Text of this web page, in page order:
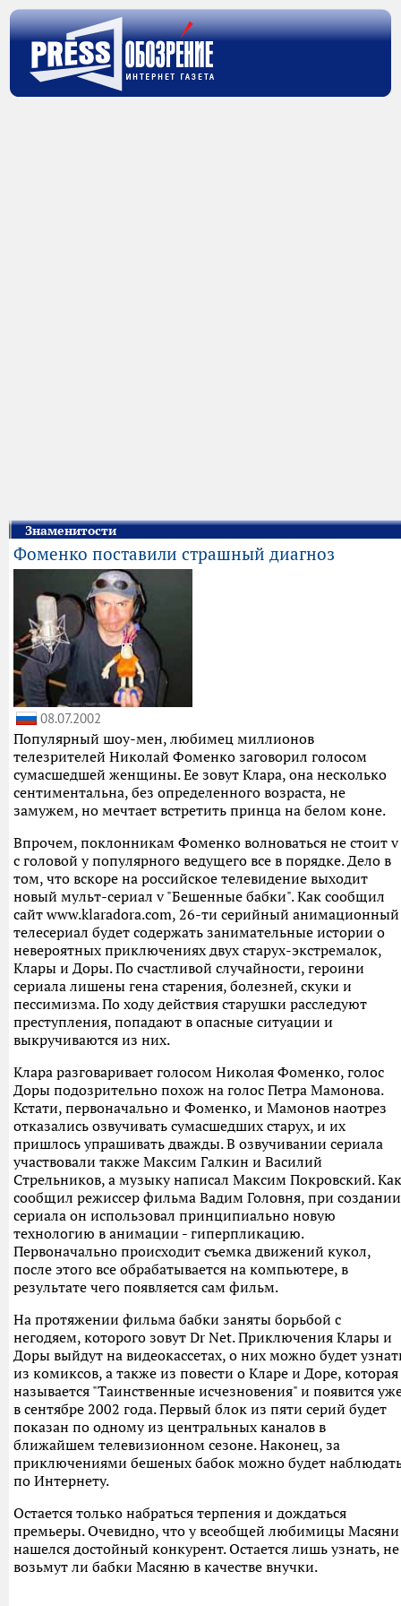
Знаменитости
Фоменко поставили страшный диагноз
08.07.2002
Популярный шоу-мен, любимец миллионов
телезрителей Николай Фоменко заговорил голосом
сумасшедшей женщины. Ее зовут Клара, она несколько
сентиментальна, без определенного возраста, не
замужем, но мечтает встретить принца на белом коне.
Впрочем, поклонникам Фоменко волноваться не стоит v
с головой у популярного ведущего все в порядке. Дело в
том, что вскоре на российское телевидение выходит
новый мульт-сериал v "Бешенные бабки". Как сообщил
сайт www.klaradora.com, 26-ти серийный анимационный
телесериал будет содержать занимательные истории о
невероятных приключениях двух старух-экстремалок,
Клары и Доры. По счастливой случайности, героини
сериала лишены гена старения, болезней, скуки и
пессимизма. По ходу действия старушки расследуют
преступления, попадают в опасные ситуации и
выкручиваются из них.
Клара разговаривает голосом Николая Фоменко, голос
Доры подозрительно похож на голос Петра Мамонова.
Кстати, первоначально и Фоменко, и Мамонов наотрез
отказались озвучивать сумасшедших старух, и их
пришлось упрашивать дважды. В озвучивании сериала
участвовали также Максим Галкин и Василий
Стрельников, а музыку написал Максим Покровский. Как
сообщил режиссер фильма Вадим Головня, при создании
сериала он использовал принципиально новую
технологию в анимации - гиперпликацию.
Первоначально происходит съемка движений кукол,
после этого все обрабатывается на компьютере, в
результате чего появляется сам фильм.
На протяжении фильма бабки заняты борьбой с
негодяем, которого зовут Dr Net. Приключения Клары и
Доры выйдут на видеокассетах, о них можно будет
из комиксов, а также из повести о Кларе и Доре, которая
называется "Таинственные исчезновения" и появится
в сентябре 2002 года. Первый блок из пяти серий будет
показан по одному из центральных каналов в
ближайшем телевизионном сезоне. Наконец, за
приключениями бешеных бабок можно будет
по Интернету.
Остается только набраться терпения и дождаться
премьеры. Очевидно, что у всеобщей любимицы Масяни
нашелся достойный конкурент. Остается лишь узнать, не
возьмут ли бабки Масяню в качестве внучки.